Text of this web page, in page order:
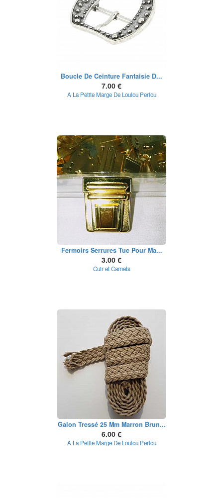
Boucle De Ceinture Fantaisie D...
7.00 €
A La Petite Marge De Loulou Perlou
Fermoirs Serrures Tuc Pour Ma...
3.00 €
Cuir et Carnets
Galon Tressé 25 Mm Marron Brun...
6.00 €
A La Petite Marge De Loulou Perlou